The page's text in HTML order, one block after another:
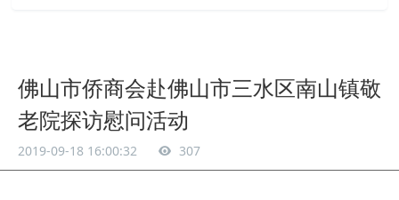
佛山市侨商会赴佛山市三水区南山镇敬
老院探访慰问活动
2019-09-18 16:00:32 307